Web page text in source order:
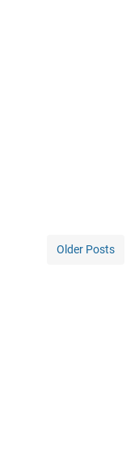
Older Posts